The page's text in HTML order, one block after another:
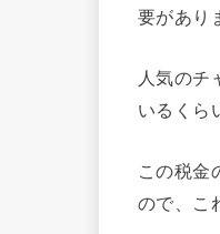
要があり
人気のチ
いるくら
この税金
ので、こ